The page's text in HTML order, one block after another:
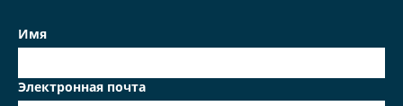
Имя
Электронная почта